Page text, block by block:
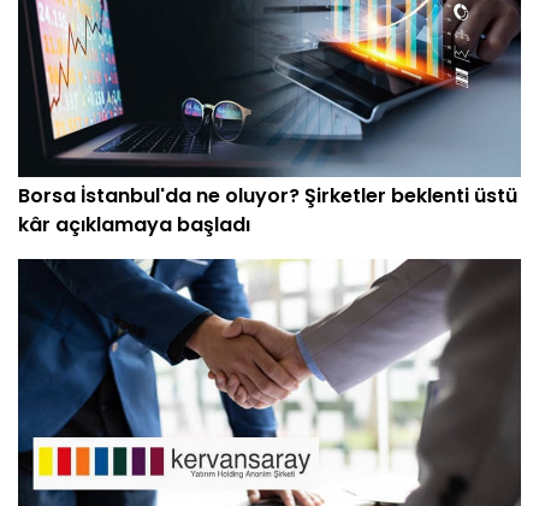
Borsa İstanbul'da ne oluyor? Şirketler beklenti üstü
kâr açıklamaya başladı